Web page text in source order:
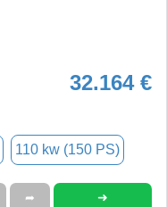
32.164 €
110 kw (150 PS)
➦ ➜